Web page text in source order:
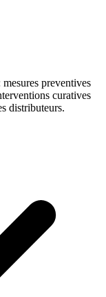
preventives
curatives
distributeurs.